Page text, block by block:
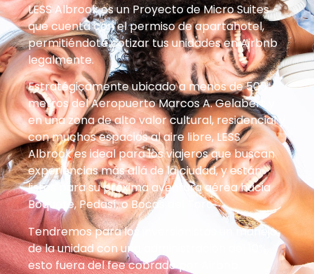
LESS Albrook es un Proyecto de Micro Suites
que cuenta con el permiso de apartahotel,
permitiéndote cotizar tus unidades en Airbnb
legalmente.
Estratégicamente ubicado a menos de 500
metros del Aeropuerto Marcos A. Gelabert y
en una zona de alto valor cultural, residencial y
con muchos espacios al aire libre, LESS
Albrook es ideal para los viajeros que buscan
experiencias más allá de la ciudad, y están
listos para su próxima aventura aérea hacia
Boquete, Pedasí, o Bocas del Toro.
Tendremos para los inversionistas un manejo
de la unidad con una administración del 10%,
esto fuera del fee cobrado por Airbnb.